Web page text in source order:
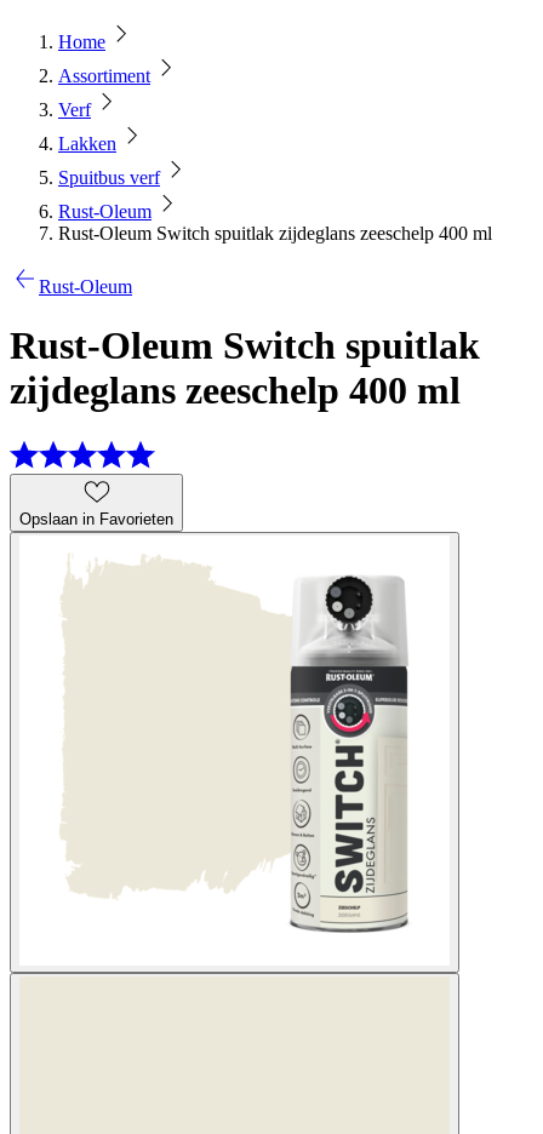
Home
Assortiment
Verf
Lakken
Spuitbus verf
Rust-Oleum
Rust-Oleum Switch spuitlak zijdeglans zeeschelp 400 ml
Rust-Oleum
Rust-Oleum Switch spuitlak
zijdeglans zeeschelp 400 ml
Opslaan in Favorieten